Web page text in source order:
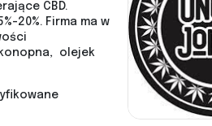
CBD.
20%. Firma ma w
olejek